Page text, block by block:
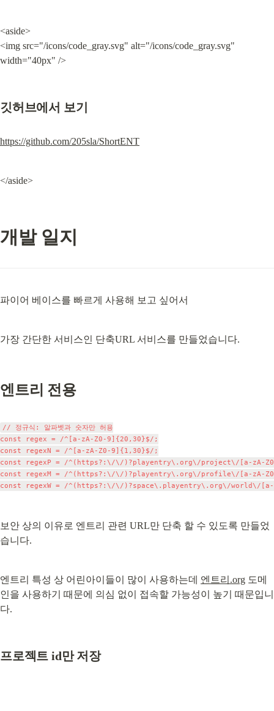
<aside>
<img src="/icons/code_gray.svg" alt="/icons/code_gray.svg"
width="40px" />
깃허브에서 보기
https://github.com/205sla/ShortENT
</aside>
개발 일지
파이어 베이스를 빠르게 사용해 보고 싶어서
가장 간단한 서비스인 단축URL 서비스를 만들었습니다.
엔트리 전용
// 정규식: 알파벳과 숫자만 허용
const regex = /^[a-zA-Z0-9]{20,30}$/;
const regexN = /^[a-zA-Z0-9]{1,30}$/;
const regexP = /^(https?:\/\/)?playentry\.org\/project\/[a-zA-
const regexM = /^(https?:\/\/)?playentry\.org\/profile\/[a-zA-
보안 상의 이유로 엔트리 관련 URL만 단축 할 수 있도록 만들었
습니다.
엔트리 특성 상 어린아이들이 많이 사용하는데 엔트리.org 도메
인을 사용하기 때문에 의심 없이 접속할 가능성이 높기 때문입니
다.
프로젝트 id만 저장